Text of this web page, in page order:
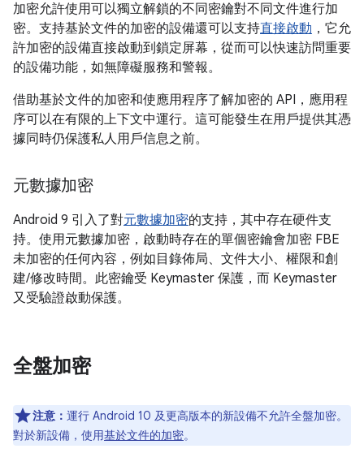
加密允許使用可以獨立解鎖的不同密鑰對不同文件進行加
密。支持基於文件的加密的設備還可以支持直接啟動 ，它允
許加密的設備直接啟動到鎖定屏幕，從而可以快速訪問重要
的設備功能，如無障礙服務和警報。
借助基於文件的加密和使應用程序了解加密的 API，應用程
序可以在有限的上下文中運行。這可能發生在用戶提供其憑
據同時仍保護私人用戶信息之前。
元數據加密
Android 9 引入了對元數據加密的支持，其中存在硬件支
持。使用元數據加密，啟動時存在的單個密鑰會加密 FBE
未加密的任何內容，例如目錄佈局、文件大小、權限和創
建/修改時間。此密鑰受 Keymaster 保護，而 Keymaster
又受驗證啟動保護。
全盤加密
注意： 運行 Android 10 及更高版本的新設備不允許全盤加密。
對於新設備，使用基於文件的加密。